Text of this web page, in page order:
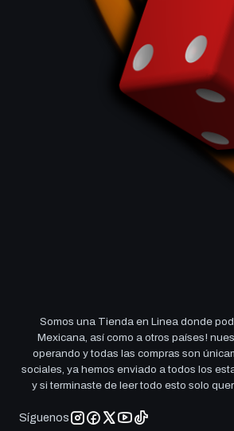
Somos una Tienda en Linea donde
Mexicana, así como a otros países!
operando y todas las compras son
sociales, ya hemos enviado a todos los
y si terminaste de leer todo esto solo
Síguenos